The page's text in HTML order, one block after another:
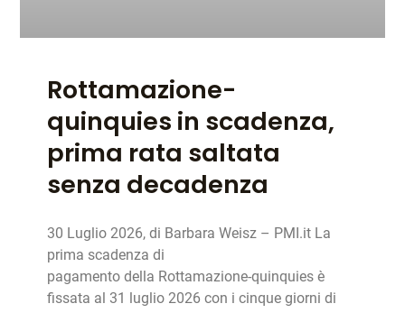
Rottamazione-
quinquies in scadenza,
prima rata saltata
senza decadenza
30 Luglio 2026, di Barbara Weisz – PMI.it La
prima scadenza di
pagamento della Rottamazione-quinquies è
fissata al 31 luglio 2026 con i cinque giorni di